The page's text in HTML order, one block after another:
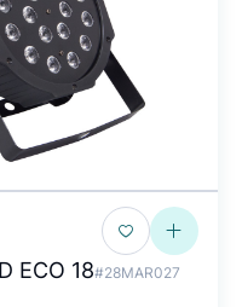
ECO 18#28MAR027